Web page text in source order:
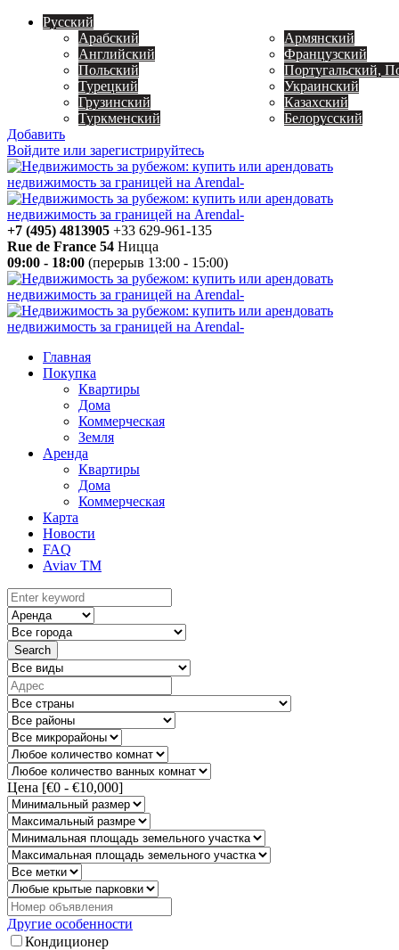
Русский
Арабский
Армянский
Английский
Французский
Польский
Португальский,
Турецкий
Украинский
Грузинский
Казахский
Туркменский
Белорусский
Добавить
Войдите или зарегистрируйтесь
+7 (495) 4813905 +33 629-961-135
Rue de France 54 Ницца
09:00 - 18:00 (перерыв 13:00 - 15:00)
Главная
Покупка
Квартиры
Дома
Коммерческая
Земля
Аренда
Квартиры
Дома
Коммерческая
Карта
Новости
FAQ
Aviav TM
Search
Цена [€0 - €10,000]
Другие особенности
Кондиционер